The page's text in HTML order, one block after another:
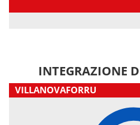
INTEGRAZIONE
VILLANOVAFORRU